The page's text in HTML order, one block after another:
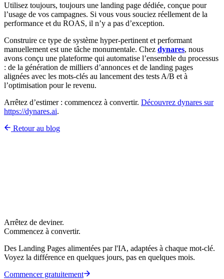
Utilisez toujours, toujours une landing page dédiée, conçue pour
l’usage de vos campagnes. Si vous vous souciez réellement de la
performance et du ROAS, il n’y a pas d’exception.
Construire ce type de système hyper-pertinent et performant
manuellement est une tâche monumentale. Chez dynares, nous
avons conçu une plateforme qui automatise l’ensemble du processus
: de la génération de milliers d’annonces et de landing pages
alignées avec les mots-clés au lancement des tests A/B et à
l’optimisation pour le revenu.
Arrêtez d’estimer : commencez à convertir. Découvrez dynares sur
https://dynares.ai.
Retour au blog
Arrêtez de deviner.
Commencez à convertir.
Des Landing Pages alimentées par l'IA, adaptées à chaque mot-clé.
Voyez la différence en quelques jours, pas en quelques mois.
Commencer gratuitement